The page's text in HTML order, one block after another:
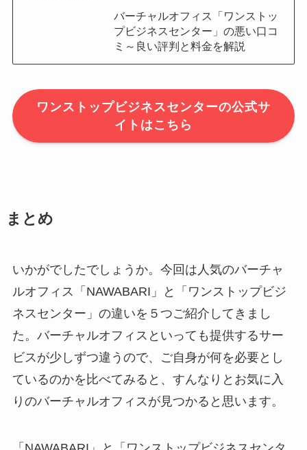
バーチャルオフィス「ワンストッ
プビジネスセンター」の悪い口コ
ミ～良い評判と料金を解説
ワンストップビジネスセンターの公式サ
イトはこちら
まとめ
いかがでしたでしょうか。今回は人気のバーチャ
ルオフィス「NAWABARI」と「ワンストップビジ
ネスセンター」の違いを５つご紹介してきまし
た。バーチャルオフィスといっても提供するサー
ビスが少しずつ違うので、ご自身が何を必要とし
ているのかを比べてみると、すんなりとお気に入
りのバーチャルオフィスが見つかると思います。